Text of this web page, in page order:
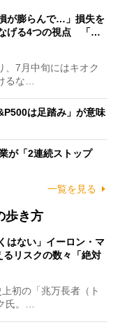
が膨らんで…」損失を
げる4つの視点 「…
7月中旬にはキオク
るな…
は足踏み」が意味
が「2連続ストップ
一覧を見る
歩き方
はない」イーロン・マ
リスクの数々「絶対
初の「兆万長者（ト
氏。…